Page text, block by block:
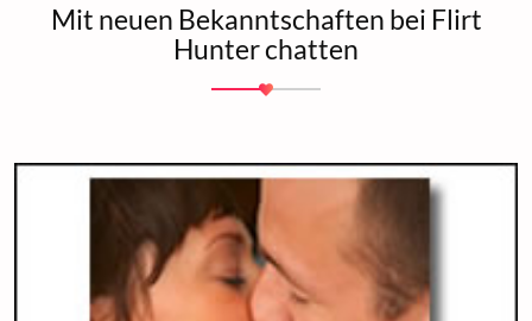
Mit neuen Bekanntschaften bei Flirt
Hunter chatten